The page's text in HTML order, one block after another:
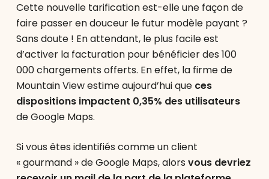
Cette nouvelle tarification est-elle une façon de
faire passer en douceur le futur modèle payant ?
Sans doute ! En attendant, le plus facile est
d’activer la facturation pour bénéficier des 100
000 chargements offerts. En effet, la firme de
Mountain View estime aujourd’hui que ces
dispositions impactent 0,35% des utilisateurs
de Google Maps.
Si vous êtes identifiés comme un client
« gourmand » de Google Maps, alors vous devriez